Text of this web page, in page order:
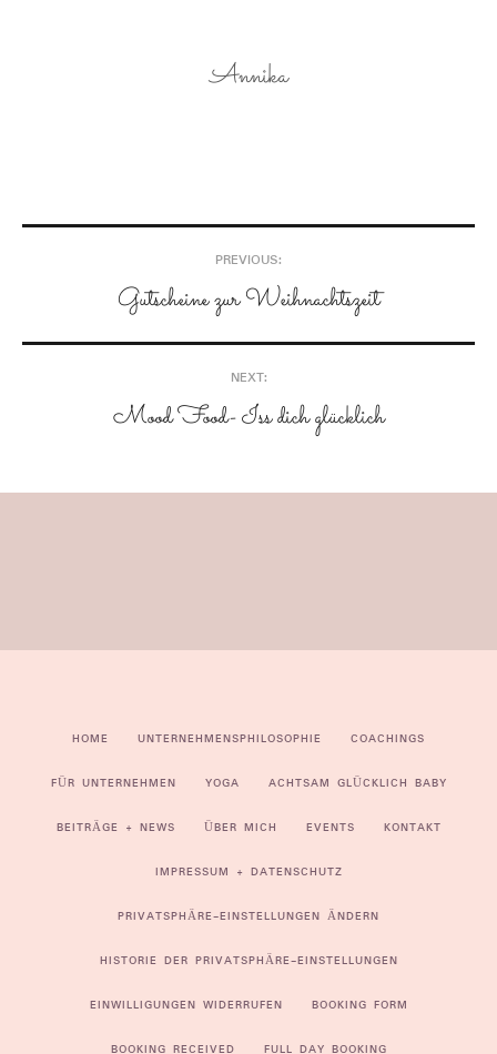
Annika
navigation
PREVIOUS:
Gutscheine zur Weihnachtszeit
NEXT:
Mood Food- Iss dich glücklich
HOME UNTERNEHMENSPHILOSOPHIE COACHINGS
FÜR UNTERNEHMEN YOGA ACHTSAM GLÜCKLICH BABY
BEITRÄGE + NEWS ÜBER MICH EVENTS KONTAKT
IMPRESSUM + DATENSCHUTZ
PRIVATSPHÄRE-EINSTELLUNGEN ÄNDERN
HISTORIE DER PRIVATSPHÄRE-EINSTELLUNGEN
EINWILLIGUNGEN WIDERRUFEN BOOKING FORM
BOOKING RECEIVED FULL DAY BOOKING